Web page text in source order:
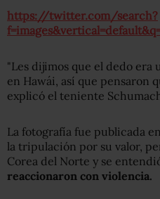
https://twitter.com/search?
"Les dijimos que el dedo era
en Hawái, así que pensaron
explicó el teniente
La fotografía fue publicada
la tripulación por su valor,
Corea del Norte y se
reaccionaron con violencia.